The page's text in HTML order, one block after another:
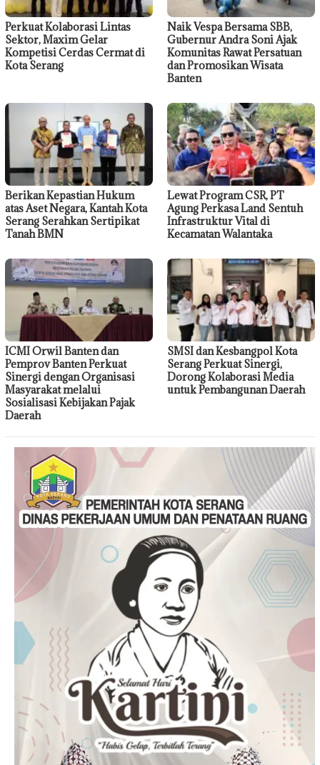
Perkuat Kolaborasi Lintas
Sektor, Maxim Gelar
Kompetisi Cerdas Cermat di
Kota Serang
Naik Vespa Bersama SBB,
Gubernur Andra Soni Ajak
Komunitas Rawat Persatuan
dan Promosikan Wisata
Banten
Berikan Kepastian Hukum
atas Aset Negara, Kantah Kota
Serang Serahkan Sertipikat
Tanah BMN
Lewat Program CSR, PT
Agung Perkasa Land Sentuh
Infrastruktur Vital di
Kecamatan Walantaka
ICMI Orwil Banten dan
Pemprov Banten Perkuat
Sinergi dengan Organisasi
Masyarakat melalui
Sosialisasi Kebijakan Pajak
Daerah
SMSI dan Kesbangpol Kota
Serang Perkuat Sinergi,
Dorong Kolaborasi Media
untuk Pembangunan Daerah